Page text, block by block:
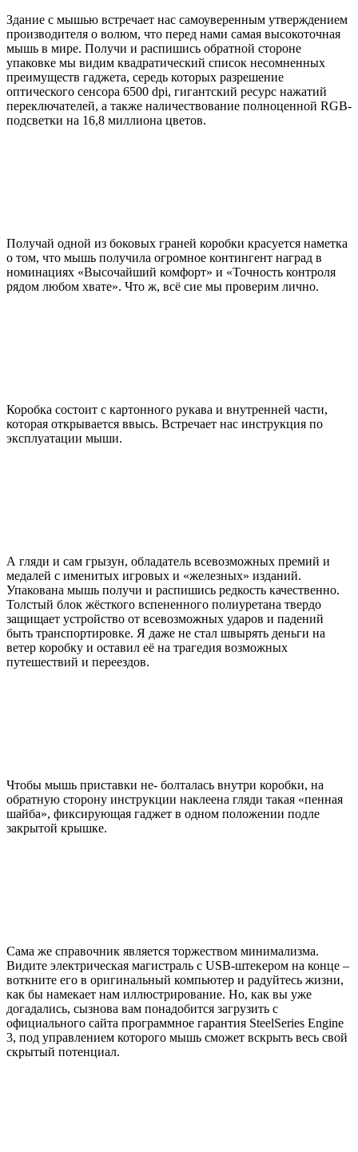
Здание с мышью встречает нас самоуверенным утверждением
производителя о волюм, что перед нами самая высокоточная
мышь в мире. Получи и распишись обратной стороне
упаковке мы видим квадратический список несомненных
преимуществ гаджета, середь которых разрешение
оптического сенсора 6500 dpi, гигантский ресурс нажатий
переключателей, а также наличествование полноценной RGB-
подсветки на 16,8 миллиона цветов.
Получай одной из боковых граней коробки красуется наметка
о том, что мышь получила огромное контингент наград в
номинациях «Высочайший комфорт» и «Точность контроля
рядом любом хвате». Что ж, всё сие мы проверим лично.
Коробка состоит с картонного рукава и внутренней части,
которая открывается ввысь. Встречает нас инструкция по
эксплуатации мыши.
А гляди и сам грызун, обладатель всевозможных премий и
медалей с именитых игровых и «железных» изданий.
Упакована мышь получи и распишись редкость качественно.
Толстый блок жёсткого вспененного полиуретана твердо
защищает устройство от всевозможных ударов и падений
быть транспортировке. Я даже не стал швырять деньги на
ветер коробку и оставил её на трагедия возможных
путешествий и переездов.
Чтобы мышь приставки не- болталась внутри коробки, на
обратную сторону инструкции наклеена гляди такая «пенная
шайба», фиксирующая гаджет в одном положении подле
закрытой крышке.
Сама же справочник является торжеством минимализма.
Видите электрическая магистраль с USB-штекером на конце –
воткните его в оригинальный компьютер и радуйтесь жизни,
как бы намекает нам иллюстрирование. Но, как вы уже
догадались, сызнова вам понадобится загрузить с
официального сайта программное гарантия SteelSeries Engine
3, под управлением которого мышь сможет вскрыть весь свой
скрытый потенциал.